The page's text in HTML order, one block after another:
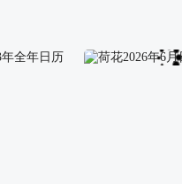
护眼绿叶2016